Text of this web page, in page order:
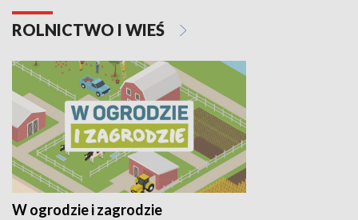
ROLNICTWO I WIEŚ
W ogrodzie i zagrodzie